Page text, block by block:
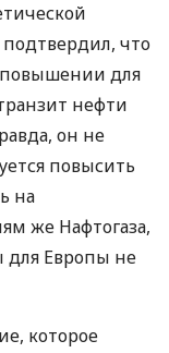
подтвердил, что
повышении для
нефти
он не
повысить
на
же Нафтогаза,
для Европы не
которое